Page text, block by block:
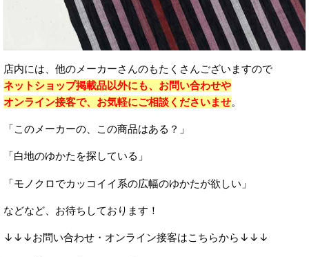
店内には、他のメーカーさんのもたくさんございますので
ネットショップ掲載品以外にも、お問い合わせや
オンライン接客で、お気軽にご相談くださいませ。
「このメーカーの、この商品はある？」
「白地のゆかたを探している」
「モノクロでカッコイイ系の広幅のゆかたが欲しい」
などなど、お待ちしております！
↓↓↓お問い合わせ・オンライン接客はこちらから↓↓↓